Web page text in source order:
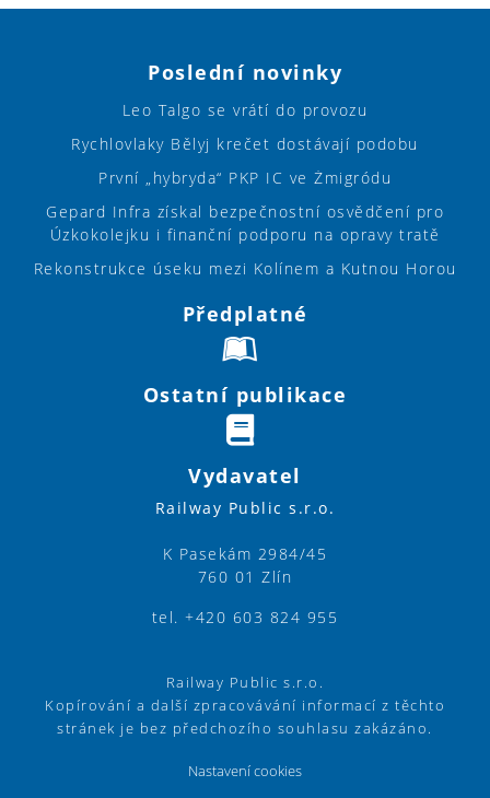
Poslední novinky
Leo Talgo se vrátí do provozu
Rychlovlaky Bělyj krečet dostávají podobu
První „hybryda“ PKP IC ve Żmigródu
Gepard Infra získal bezpečnostní osvědčení pro
Úzkokolejku i finanční podporu na opravy tratě
Rekonstrukce úseku mezi Kolínem a Kutnou Horou
Předplatné
Ostatní publikace
Vydavatel
Railway Public s.r.o.
K Pasekám 2984/45
760 01 Zlín
tel. +420 603 824 955
Railway Public s.r.o.
Kopírování a další zpracovávání informací z těchto
stránek je bez předchozího souhlasu zakázáno.
Nastavení cookies